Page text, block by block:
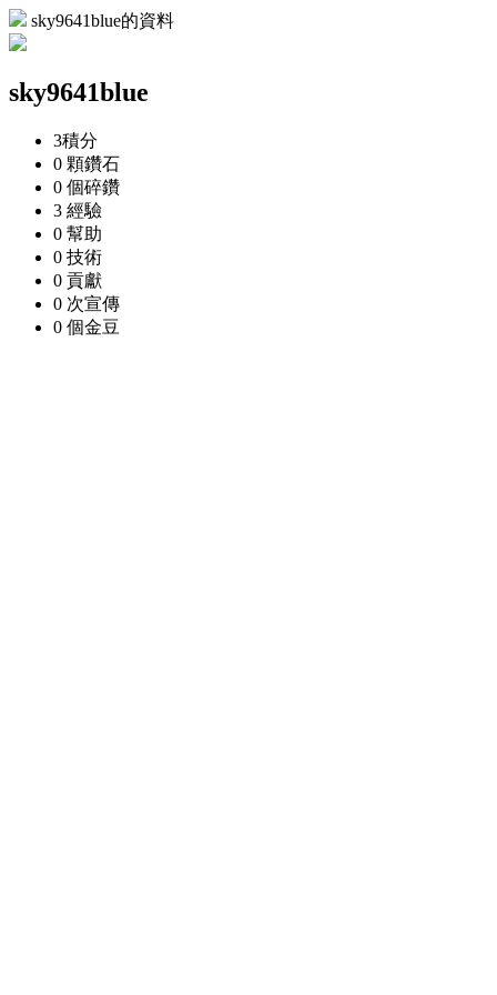
sky9641blue的資料
sky9641blue
3積分
0 顆鑽石
0 個碎鑽
3 經驗
0 幫助
0 技術
0 貢獻
0 次宣傳
0 個金豆